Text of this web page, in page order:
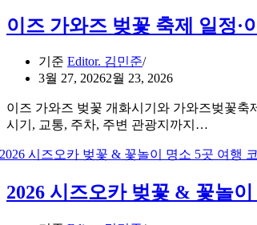
이즈 가와즈 벚꽃 축제 일정·
기준 Editor. 김민준
3월 27, 20262월 23, 2026
이즈 가와즈 벚꽃 개화시기와 가와즈벚꽃축
시기, 교통, 주차, 주변 관광지까지…
2026 시즈오카 벚꽃 & 꽃놀